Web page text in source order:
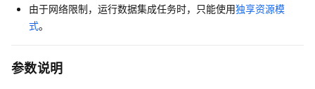
由于网络限制，运行数据集成任务时，只能使用独享资源模
式。
参数说明